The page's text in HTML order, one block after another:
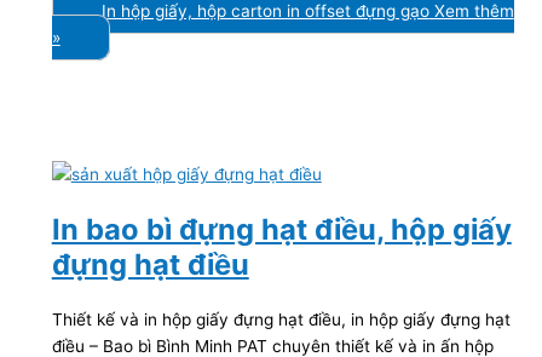
In hộp giấy, hộp carton in offset đựng gạoXem thêm
»
In bao bì đựng hạt điều, hộp giấy
đựng hạt điều
Thiết kế và in hộp giấy đựng hạt điều, in hộp giấy đựng hạt
điều – Bao bì Bình Minh PAT chuyên thiết kế và in ấn hộp